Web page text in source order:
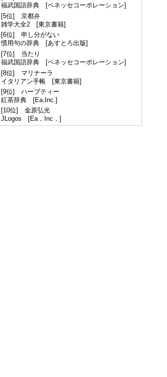
福武国語辞典 [ベネッセコーポレーション]
[5位] 京都弁
雑学大全2 [東京書籍]
[6位] 申し分がない
慣用句の辞典 [あすとろ出版]
[7位] 当たり
福武国語辞典 [ベネッセコーポレーション]
[8位] マリナーラ
イタリアン手帳 [東京書籍]
[9位] ハーブティー
紅茶辞典 [Ea,Inc.]
[10位] 金原弘光
JLogos [Ea，Inc．]